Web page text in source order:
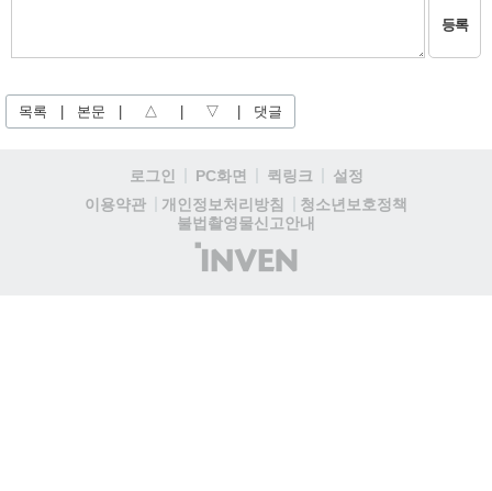
등록
목록 본문 △ ▽ 댓글
로그인 PC화면 퀵링크
설정
이용약관
개인정보처리방침
청소년보호정책
불법촬영물신고안내
(주)
인